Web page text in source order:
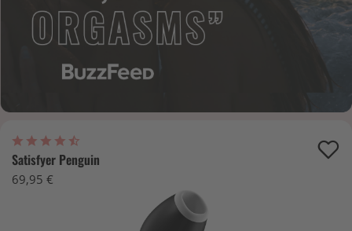
Satisfyer Penguin
69,95 €